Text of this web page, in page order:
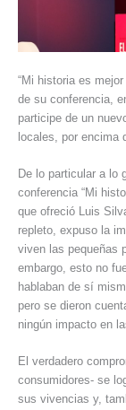
“Mi historia es
de su conferencia,
participe de un
locales, por encima
De lo particular a lo
conferencia “Mi
que ofreció Luis
repleto, expuso la
viven las pequeñas
embargo, esto no
hablaban de sí
pero se dieron
ningún impacto en
El verdadero
consumidores- se
sus vivencias y,